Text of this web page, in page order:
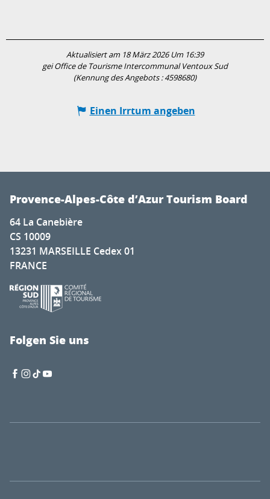
Aktualisiert am 18 März 2026 Um 16:39
gei Office de Tourisme Intercommunal Ventoux Sud
(Kennung des Angebots :4598680)
Einen Irrtum angeben
Provence-Alpes-Côte d’Azur Tourism Board
64 La Canebière
CS 10009
13231 MARSEILLE Cedex 01
FRANCE
Folgen Sie uns